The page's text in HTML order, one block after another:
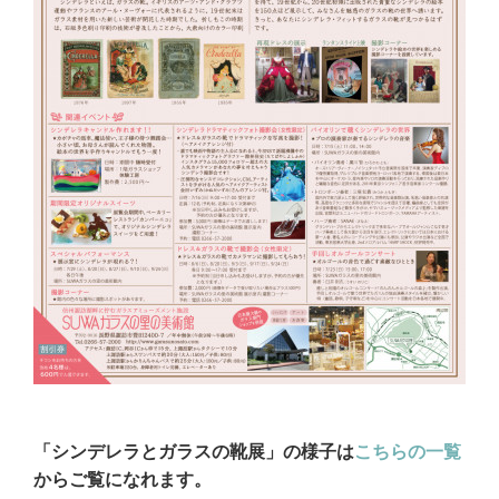
「シンデレラとガラスの靴展」の様子はこちらの一覧
からご覧になれます。